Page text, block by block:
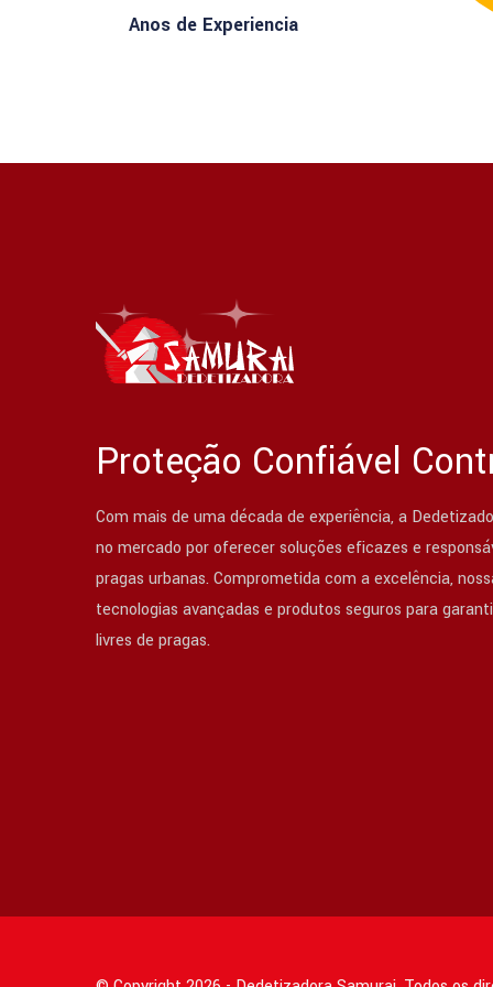
Anos de Experiencia
Proteção Confiável
Com mais de uma década de experiência, a
no mercado por oferecer soluções eficazes e
pragas urbanas. Comprometida com a excelência,
tecnologias avançadas e produtos seguros para
livres de pragas.